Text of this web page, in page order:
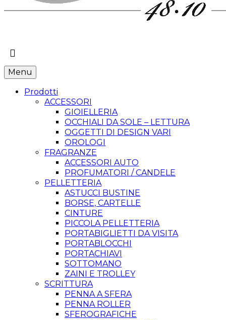
Menu
Prodotti
ACCESSORI
GIOIELLERIA
OCCHIALI DA SOLE – LETTURA
OGGETTI DI DESIGN VARI
OROLOGI
FRAGRANZE
ACCESSORI AUTO
PROFUMATORI / CANDELE
PELLETTERIA
ASTUCCI BUSTINE
BORSE, CARTELLE
CINTURE
PICCOLA PELLETTERIA
PORTABIGLIETTI DA VISITA
PORTABLOCCHI
PORTACHIAVI
SOTTOMANO
ZAINI E TROLLEY
SCRITTURA
PENNA A SFERA
PENNA ROLLER
SFEROGRAFICHE